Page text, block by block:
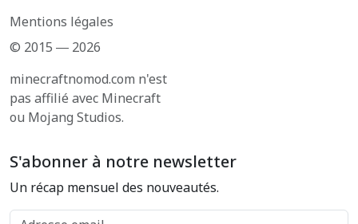
Mentions légales
© 2015 ― 2026
minecraftnomod.com n'est
pas affilié avec Minecraft
ou Mojang Studios.
S'abonner à notre newsletter
Un récap mensuel des nouveautés.
Adresse email